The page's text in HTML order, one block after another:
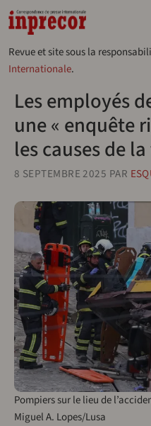
Aller au contenu principal
Revue et site sous la
Internationale.
Les employés
une « enquête
les causes de
8 SEPTEMBRE 2025 PAR
Pompiers sur le lieu de
Miguel A. Lopes/Lusa